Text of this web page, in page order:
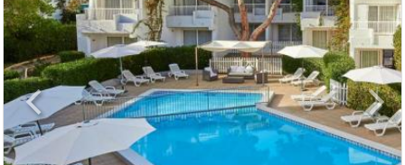
Previous Next